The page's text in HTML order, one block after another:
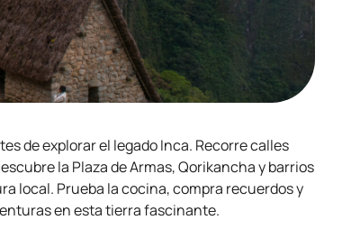
de explorar el legado Inca. Recorre calles
la Plaza de Armas, Qorikancha y barrios
local. Prueba la cocina, compra recuerdos y
en esta tierra fascinante.